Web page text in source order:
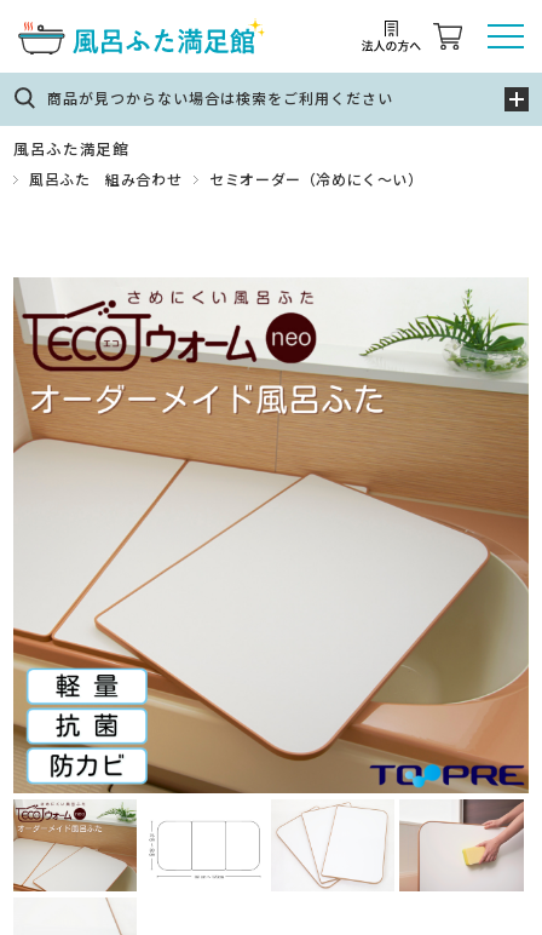
商品が見つからない場合は検索をご利用ください
風呂ふた満足館
風呂ふた 組み合わせ セミオーダー（冷めにく～い）